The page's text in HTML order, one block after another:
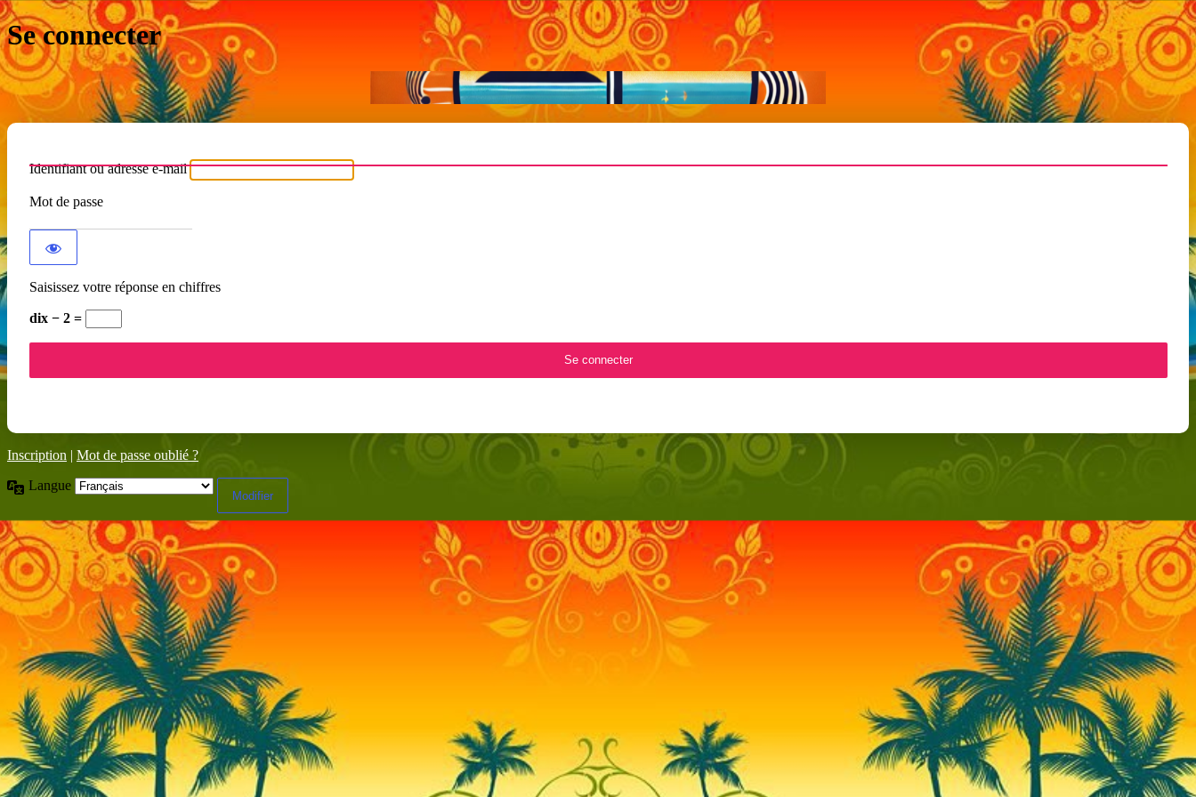
Se connecter
Identifiant ou adresse e-mail
Mot de passe
Saisissez votre réponse en chiffres
dix − 2 =
Inscription | Mot de passe oublié ?
Langue